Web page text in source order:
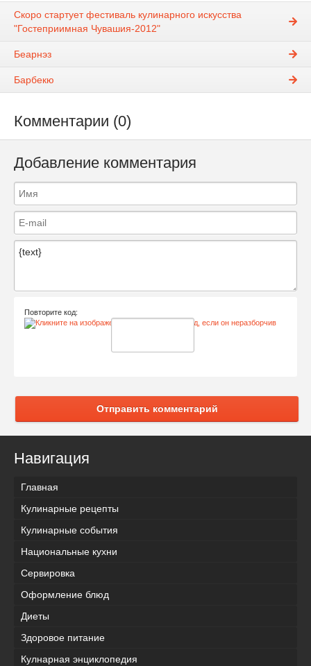
Скоро стартует фестиваль кулинарного искусства
"Гостеприимная Чувашия-2012"
Беарнэз
Барбекю
Комментарии (0)
Добавление комментария
Повторите код:
Отправить комментарий
Навигация
Главная
Кулинарные рецепты
Кулинарные события
Национальные кухни
Сервировка
Оформление блюд
Диеты
Здоровое питание
Кулнарная энциклопедия